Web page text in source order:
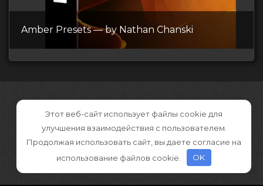
Amber Presets — by Nathan Chanski
Этот веб-сайт использует файлы cookie для
улучшения взаимодействия с пользователем.
Продолжая использовать сайт, вы даете согласие на
использование файлов cookie.
OK